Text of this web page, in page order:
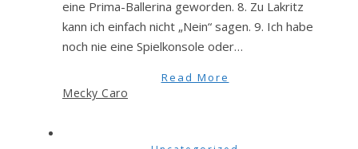
eine Prima-Ballerina geworden. 8. Zu Lakritz
kann ich einfach nicht „Nein“ sagen. 9. Ich habe
noch nie eine Spielkonsole oder…
Read More
Mecky Caro